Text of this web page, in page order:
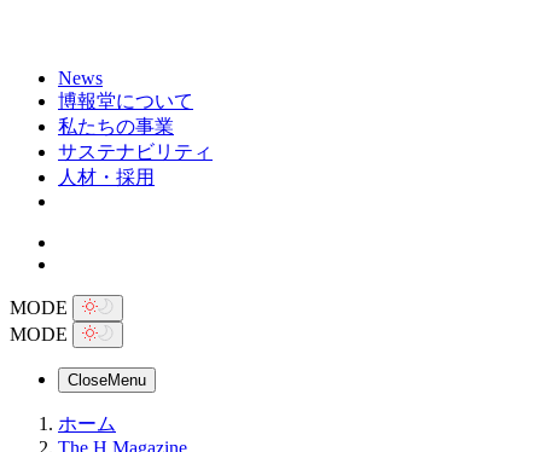
News
博報堂について
私たちの事業
サステナビリティ
人材・採用
MODE
MODE
CloseMenu
ホーム
The H Magazine